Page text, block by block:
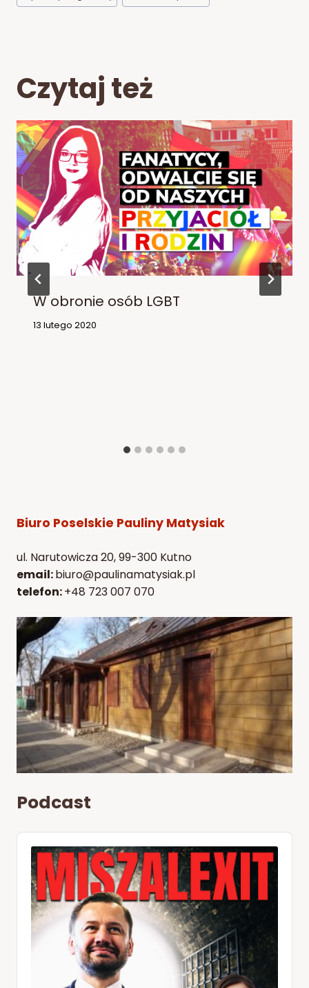
Czytaj też
W obronie osób LGBT
13 lutego 2020
Biuro Poselskie Pauliny Matysiak
ul. Narutowicza 20, 99-300 Kutno
email:biuro@paulinamatysiak.pl
telefon:+48 723 007 070
Podcast
Audio
Player